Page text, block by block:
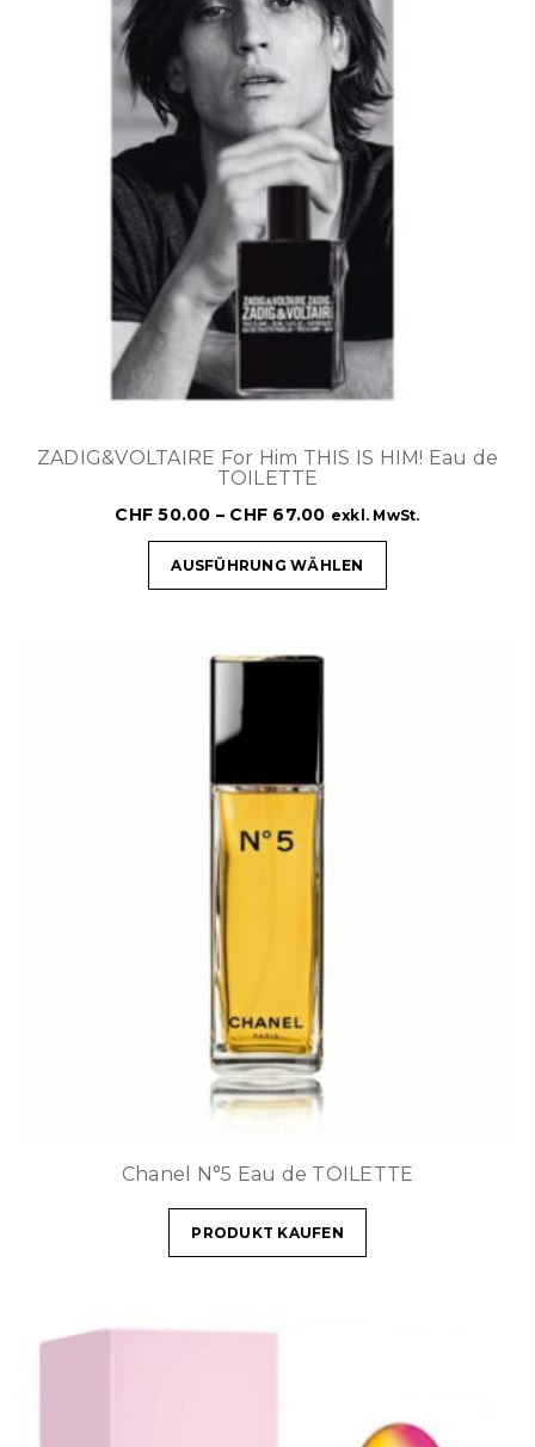
ZADIG&VOLTAIRE For Him THIS IS HIM! Eau de
TOILETTE
CHF 50.00 – CHF 67.00 exkl. MwSt.
AUSFÜHRUNG WÄHLEN
Chanel N°5 Eau de TOILETTE
PRODUKT KAUFEN